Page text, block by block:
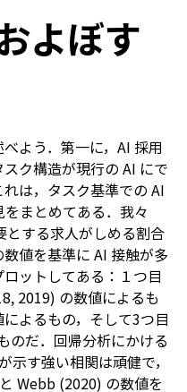
よぼす
よう．第一に，AI 採用
ク構造が現行の AI にで
は，タスク基準での AI
まとめてある．我々
とする求人がしめる割合
値を基準に AI 接触が多
ットしてある：１つ目
2019) の数値によるも
よるもの，そして3つ目
のだ．回帰分析にかける
示す強い相関は頑健で，
Webb (2020) の数値を